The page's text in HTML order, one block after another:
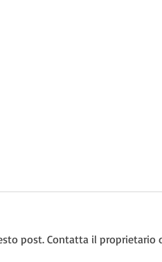
post. Contatta il proprietario